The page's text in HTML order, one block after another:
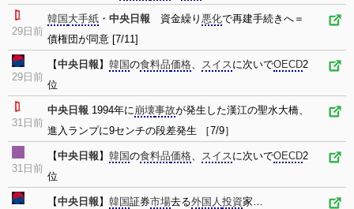
29日前
韓国 大手紙 ・ 中央日報 資金繰り 悪化で再建手続きへ＝
債権団が同意 [7/11]
29日前
【中央日報 】 韓国の食料品価格、 スイスに次いでOECD2
位
31日前
中央日報 1994年に崩壊事故が発生した漢江の聖水大橋、
進入ランプに9センチの段差発生 ［7/9］
31日前
【中央日報 】 韓国の食料品価格、 スイスに次いでOECD2
位
【中央日報 】 韓国証券市場去る外国人投資家…